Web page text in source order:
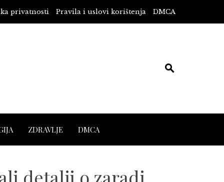
privatnosti Pravila i uslovi korištenja DMCA
ZDRAVLJE DMCA
detalji o zaradi